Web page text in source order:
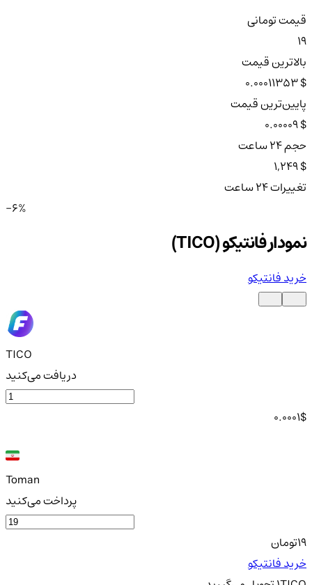
قیمت تومانی
19
بالاترین قیمت
$ 0.00011353
پایین‌ترین قیمت
$ 0.00009
حجم ۲۴ ساعت
$ 1,249
تغییرات ۲۴ ساعت
-6%
نمودار فانتیکو (TICO)
خرید فانتیکو
TICO
دریافت می‌کنید
0.0001$
Toman
پرداخت می‌کنید
19تومان
خرید فانتیکو